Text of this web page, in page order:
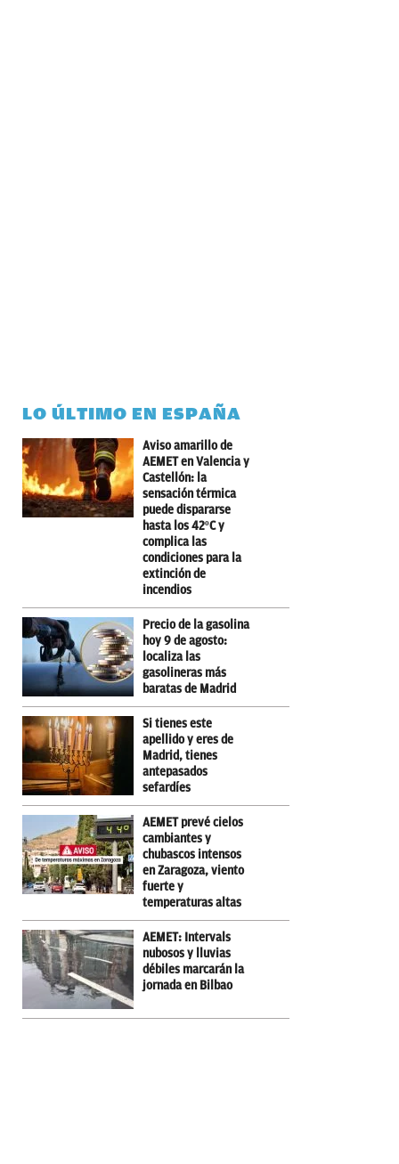
LO ÚLTIMO EN ESPAÑA
Aviso amarillo de
AEMET en Valencia y
Castellón: la
sensación térmica
puede dispararse
hasta los 42ºC y
complica las
condiciones para la
extinción de
incendios
Precio de la gasolina
hoy 9 de agosto:
localiza las
gasolineras más
baratas de Madrid
Si tienes este
apellido y eres de
Madrid, tienes
antepasados
sefardíes
AEMET prevé cielos
cambiantes y
chubascos intensos
en Zaragoza, viento
fuerte y
temperaturas altas
AEMET: Intervals
nubosos y lluvias
débiles marcarán la
jornada en Bilbao